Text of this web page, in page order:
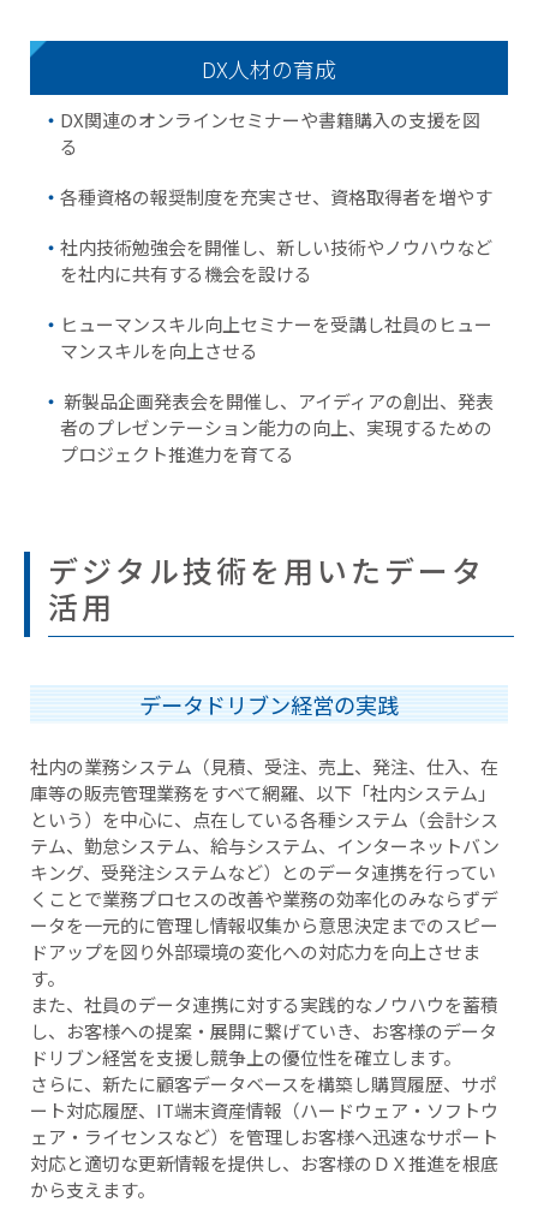
DX人材の育成
DX関連のオンラインセミナーや書籍購入の支援を図
る
各種資格の報奨制度を充実させ、資格取得者を増やす
社内技術勉強会を開催し、新しい技術やノウハウなど
を社内に共有する機会を設ける
ヒューマンスキル向上セミナーを受講し社員のヒュー
マンスキルを向上させる
新製品企画発表会を開催し、アイディアの創出、発表
者のプレゼンテーション能力の向上、実現するための
プロジェクト推進力を育てる
デジタル技術を用いたデータ
活用
データドリブン経営の実践
社内の業務システム（見積、受注、売上、発注、仕入、在
庫等の販売管理業務をすべて網羅、以下「社内システム」
という）を中心に、点在している各種システム（会計シス
テム、勤怠システム、給与システム、インターネットバン
キング、受発注システムなど）とのデータ連携を行ってい
くことで業務プロセスの改善や業務の効率化のみならずデ
ータを一元的に管理し情報収集から意思決定までのスピー
ドアップを図り外部環境の変化への対応力を向上させま
す。
また、社員のデータ連携に対する実践的なノウハウを蓄積
し、お客様への提案・展開に繋げていき、お客様のデータ
ドリブン経営を支援し競争上の優位性を確立します。
さらに、新たに顧客データベースを構築し購買履歴、サポ
ート対応履歴、IT端末資産情報（ハードウェア・ソフトウ
ェア・ライセンスなど）を管理しお客様へ迅速なサポート
対応と適切な更新情報を提供し、お客様のＤＸ推進を根底
から支えます。